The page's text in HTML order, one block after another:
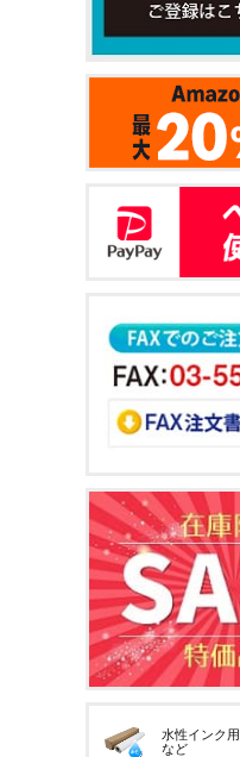
水性インク用
など